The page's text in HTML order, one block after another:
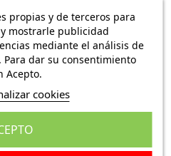
Peninsula
propias y de terceros para
mostrarle publicidad
mediante el análisis de
dar su consentimiento
Acepto.
cookies